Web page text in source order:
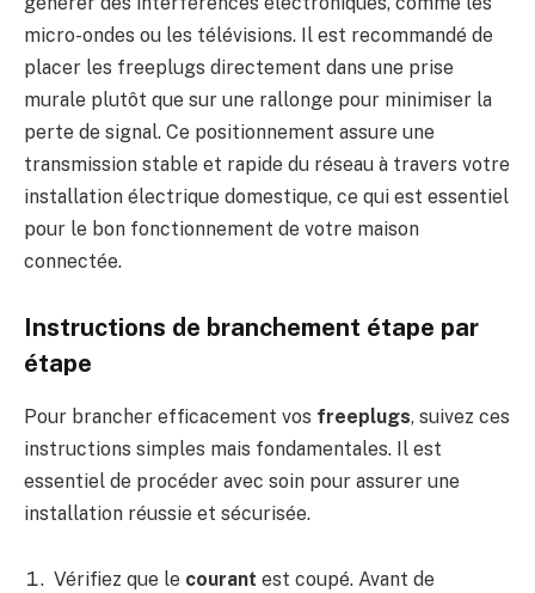
micro-ondes ou les télévisions. Il est recommandé de
placer les freeplugs directement dans une prise
murale plutôt que sur une rallonge pour minimiser la
perte de signal. Ce positionnement assure une
transmission stable et rapide du réseau à travers votre
installation électrique domestique, ce qui est essentiel
pour le bon fonctionnement de votre maison
connectée.
Instructions de branchement étape par
étape
Pour brancher efficacement vos freeplugs, suivez ces
instructions simples mais fondamentales. Il est
essentiel de procéder avec soin pour assurer une
installation réussie et sécurisée.
Vérifiez que le courant est coupé. Avant de